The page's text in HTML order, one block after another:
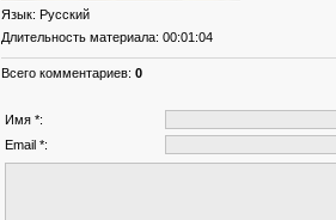
Язык: Русский
Длительность материала: 00:01:04
Всего комментариев: 0
Имя *:
Email *: